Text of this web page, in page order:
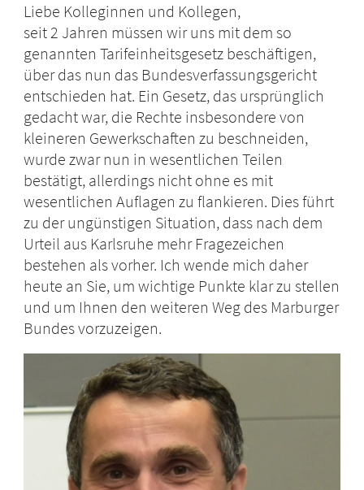
Liebe Kolleginnen und Kollegen,
seit 2 Jahren müssen wir uns mit dem so
genannten Tarifeinheitsgesetz beschäftigen,
über das nun das Bundesverfassungsgericht
entschieden hat. Ein Gesetz, das ursprünglich
gedacht war, die Rechte insbesondere von
kleineren Gewerkschaften zu beschneiden,
wurde zwar nun in wesentlichen Teilen
bestätigt, allerdings nicht ohne es mit
wesentlichen Auflagen zu flankieren. Dies führt
zu der ungünstigen Situation, dass nach dem
Urteil aus Karlsruhe mehr Fragezeichen
bestehen als vorher. Ich wende mich daher
heute an Sie, um wichtige Punkte klar zu stellen
und um Ihnen den weiteren Weg des Marburger
Bundes vorzuzeigen.